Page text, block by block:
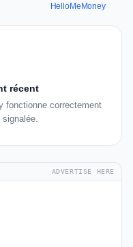
HelloMeMoney
récent
fonctionne correctement
signalée.
ADVERTISE HERE